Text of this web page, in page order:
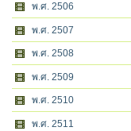
พ.ศ. 2506
พ.ศ. 2507
พ.ศ. 2508
พ.ศ. 2509
พ.ศ. 2510
พ.ศ. 2511